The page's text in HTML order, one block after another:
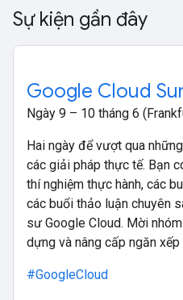
Sự kiện gần đây
Google Cloud
Ngày 9 – 10 tháng 6
Hai ngày để vượt qua
các giải pháp thực tế. Bạn
thí nghiệm thực hành, các
các buổi thảo luận chuyên
sư Google Cloud. Mời
dựng và nâng cấp ngăn xếp
#GoogleCloud